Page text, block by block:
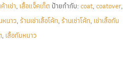
าเช่า, เสื้อแจ็คเก็ต ป้ายกำกับ:coat,coatover,
หนาว,ร้านเช่าเสื้อโค้ท,ร้านเช่าโค้ท, เช่าเสื้อกัน
, เสื้อกันหนาว